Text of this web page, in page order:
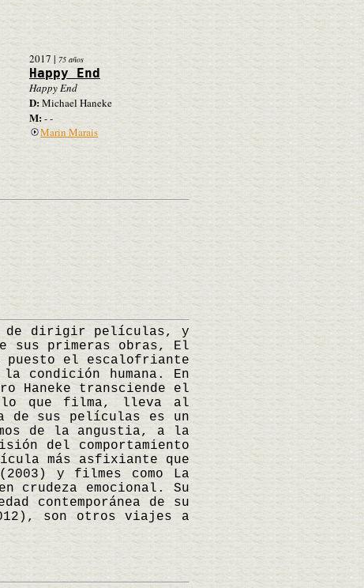
2017 | 75 años
Happy End
Happy End
D:Michael Haneke
M:- -
Marin Marais
de dirigir películas, y
sus primeras obras, El
puesto el escalofriante
condición humana. En
Haneke transciende el
lo que filma, lleva al
de sus películas es un
de la angustia, a la
del comportamiento
más asfixiante que
y filmes como La
crudeza emocional. Su
contemporánea de su
son otros viajes a